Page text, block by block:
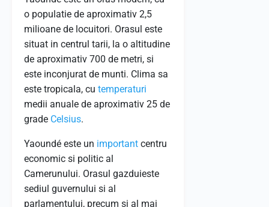
o populatie de aproximativ 2,5
milioane de locuitori. Orasul este
situat in centrul tarii, la o altitudine
de aproximativ 700 de metri, si
este inconjurat de munti. Clima sa
este tropicala, cu temperaturi
medii anuale de aproximativ 25 de
grade Celsius.
Yaoundé este un important centru
economic si politic al
Camerunului. Orasul gazduieste
sediul guvernului si al
parlamentului, precum si al mai